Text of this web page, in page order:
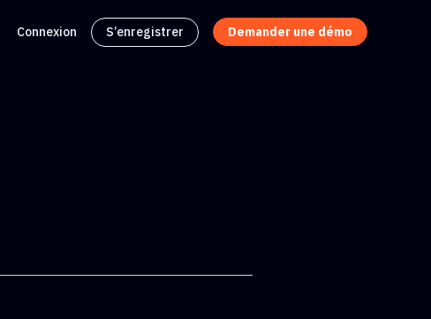
Connexion S’enregistrer Demander une démo